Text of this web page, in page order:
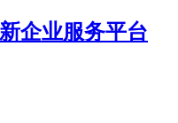
企业服务平台